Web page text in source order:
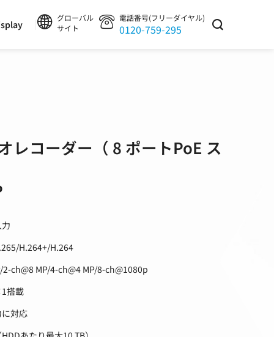
グローバル
サイト
電話番号(フリーダイヤル)
0120-759-295
レコーダー（ 8 ポートPoE ス
H.264+/H.264
ch@8 MP/4-ch@4 MP/8-ch@1080p
搭載
対応